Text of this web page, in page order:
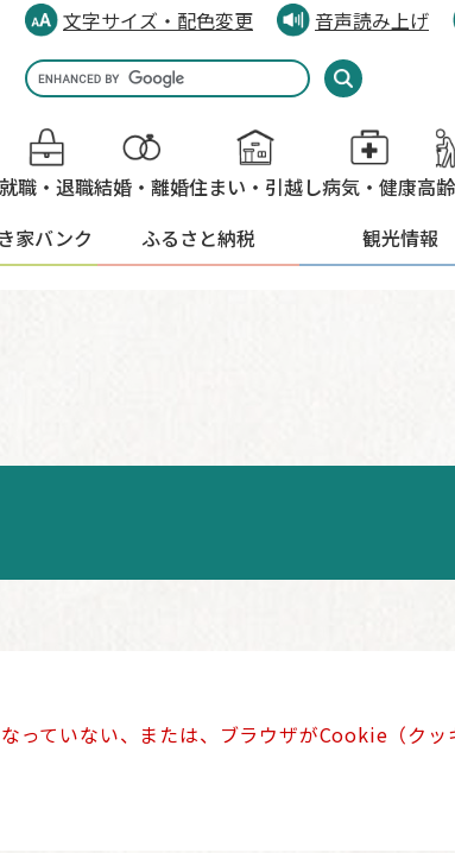
文字サイズ・配色変更 音声読み上げ
Google
カ
ス
タ
ム
索
就職・退職結婚・離婚住まい・引越し病気・健康高
家バンク ふるさと納税 観光情報
っていない、または、ブラウザがCookie（ク